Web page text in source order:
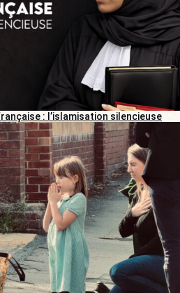
: l’islamisation silencieuse